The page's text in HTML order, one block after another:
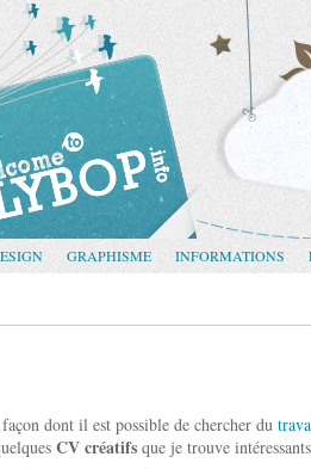
GRAPHISME INFORMATIONS
dont il est possible de chercher du
CV créatifs que je trouve